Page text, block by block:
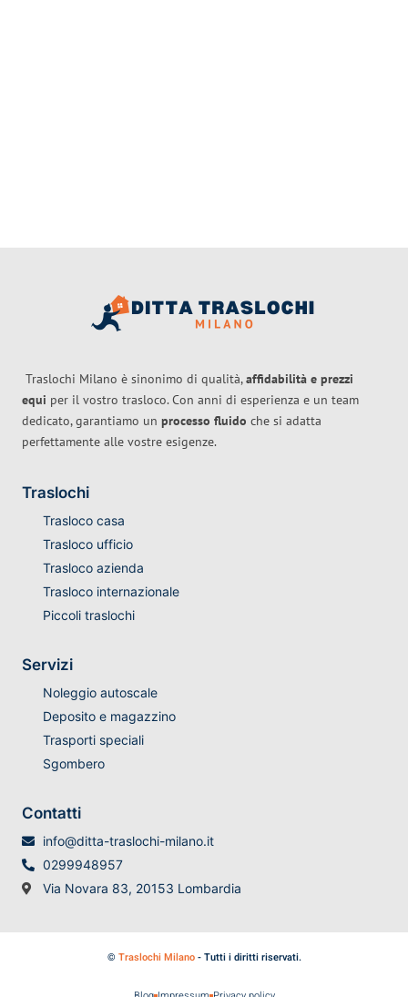
Traslochi Milano è sinonimo di qualità,affidabilità e prezzi
equi per il vostro trasloco. Con anni di esperienza e un team
dedicato, garantiamo un processo fluido che si adatta
perfettamente alle vostre esigenze.
Traslochi
Trasloco casa
Trasloco ufficio
Trasloco azienda
Trasloco internazionale
Piccoli traslochi
Servizi
Noleggio autoscale
Deposito e magazzino
Trasporti speciali
Sgombero
Contatti
info@ditta-traslochi-milano.it
0299948957
Via Novara 83, 20153 Lombardia
© Traslochi Milano- Tutti i diritti riservati.